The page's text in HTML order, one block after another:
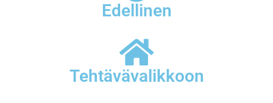
Edellinen
Tehtävävalikkoon